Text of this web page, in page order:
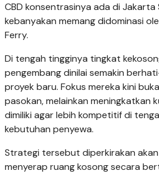
CBD konsentrasinya ada di Jakarta
kebanyakan memang didominasi
Ferry.
Di tengah tingginya tingkat
pengembang dinilai semakin
proyek baru. Fokus mereka kini
pasokan, melainkan meningkatkan
dimiliki agar lebih kompetitif di
kebutuhan penyewa.
Strategi tersebut diperkirakan
menyerap ruang kosong secara